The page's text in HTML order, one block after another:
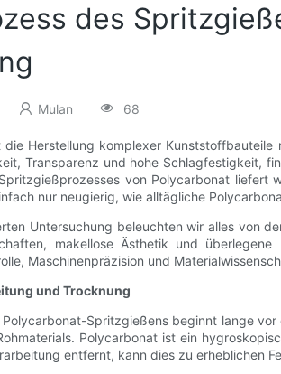
des
Mulan 68
die Herstellung komplexer
Transparenz und hohe Schlagfestigkeit,
von Polycarbonat liefert
nur neugierig, wie alltägliche
Untersuchung beleuchten wir alles von
makellose Ästhetik und
Maschinenpräzision und
und Trocknung
Polycarbonat-Spritzgießens beginnt lange
Polycarbonat ist ein
entfernt, kann dies zu erheblichen